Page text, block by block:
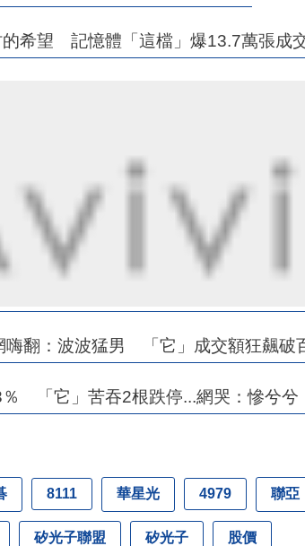
希望 記憶體「這檔」爆13.7萬張成
嗨翻：波波猛男 「它」成交額狂飆破
％ 「它」苦吞2根跌停...網哭：慘兮
8111 華星光 4979 聯亞
矽光子聯盟 矽光子 股價